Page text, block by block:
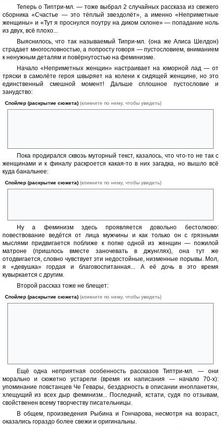
Теперь о Типтри-мл. — тоже выбрал 2 случайных рассказа из свежего
сборника «Счастье — это тёплый звездолёт», а именно «Неприметные
женщины» и «Тут я проснулся поутру на диком склоне» — попадание ноль
из двух, всё плохо...
Выяснилось, что так называемый Типри-мл. (она же Алиса Шелдон)
страдает многословностью, а попросту говоря — пустословием, вниманием
к ненужным деталям и повёрнутостью на феминизме.
Начало «Неприметных женщин» настраивает на юморной лад — от
тряски в самолёте героя швыряет на колени к сидящей женщине, но это
единственный смешной момент! Дальше сплошное пустословие и
занудство:
Спойлер (раскрытие сюжета) (кликните по нему, чтобы увидеть)
Пока продирался сквозь муторный текст, казалось, что что-то не так с
женщинами и к финалу раскроется какая-то в них загадка, но вышло всё
куда банальнее:
Спойлер (раскрытие сюжета) (кликните по нему, чтобы увидеть)
Ну а феминизм здесь проявляется довольно бестолково:
повествование ведётся от лица мужчины и как только он с грязными
мыслями придвигается поближе к попке одной из женщин — пожилой
матроне (пришлось вместе заночевать в джунглях), она тут же
отодвигается, словно чувствует эти недостойные, низменные порывы. Мол,
я «девушка» гордая и благовоспитанная... А её дочь в это время
кувыркается с другим.
Второй рассказ тоже не блещет:
Спойлер (раскрытие сюжета) (кликните по нему, чтобы увидеть)
Ещё одна неприятная особенность рассказов Типтри-мл. — они
морально и сюжетно устарели (время их написания — начало 70-х):
упоминание повстанцев Че Гевары, бездарность в описании инопланетян,
хлещущий из всех дыр феминизм... Последний, кстати, судя по отзывам,
свойственен всему творчеству писательницы.
В общем, произведения Рыбина и Гончарова, несмотря на возраст,
оказались гораздо более свежи и оригинальны.